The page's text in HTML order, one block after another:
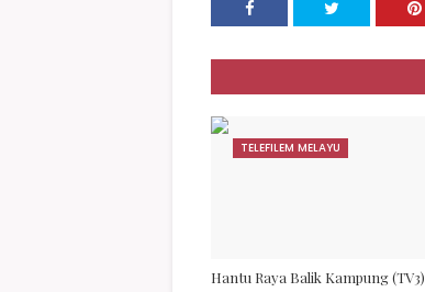
TELEFILEM MELAYU
Hantu Raya Balik Kampung (TV3)